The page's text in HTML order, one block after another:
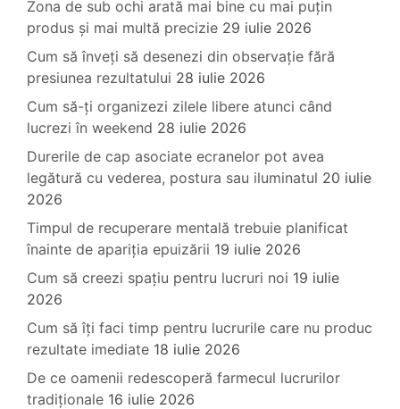
Zona de sub ochi arată mai bine cu mai puțin
produs și mai multă precizie 29 iulie 2026
Cum să înveți să desenezi din observație fără
presiunea rezultatului 28 iulie 2026
Cum să-ți organizezi zilele libere atunci când
lucrezi în weekend 28 iulie 2026
Durerile de cap asociate ecranelor pot avea
legătură cu vederea, postura sau iluminatul 20 iulie
2026
Timpul de recuperare mentală trebuie planificat
înainte de apariția epuizării 19 iulie 2026
Cum să creezi spațiu pentru lucruri noi 19 iulie
2026
Cum să îți faci timp pentru lucrurile care nu produc
rezultate imediate 18 iulie 2026
De ce oamenii redescoperă farmecul lucrurilor
tradiționale 16 iulie 2026